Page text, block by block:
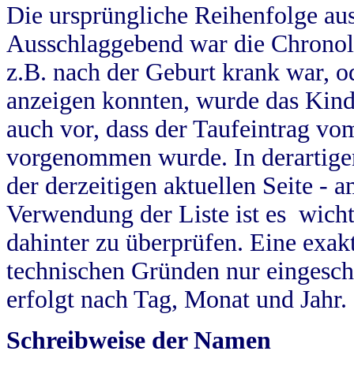
Die ursprüngliche Reihenfolge
Ausschlaggebend war die
z.B. nach der Geburt krank war,
anzeigen konnten, wurde das
auch vor, dass der Taufeintrag
vorgenommen wurde. In
der derzeitigen aktuellen Seite -
Verwendung der Liste ist es
dahinter zu überprüfen. Eine
technischen Gründen nur
erfolgt nach Tag, Monat und Jahr.
Schreibweise der Namen